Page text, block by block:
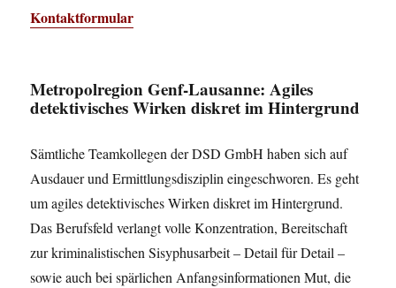
Kontaktformular
Metropolregion Genf-Lausanne: Agiles
detektivisches Wirken diskret im Hintergrund
Sämtliche Teamkollegen der DSD GmbH haben sich auf
Ausdauer und Ermittlungsdisziplin eingeschworen. Es geht
um agiles detektivisches Wirken diskret im Hintergrund.
Das Berufsfeld verlangt volle Konzentration, Bereitschaft
zur kriminalistischen Sisyphusarbeit – Detail für Detail –
sowie auch bei spärlichen Anfangsinformationen Mut, die